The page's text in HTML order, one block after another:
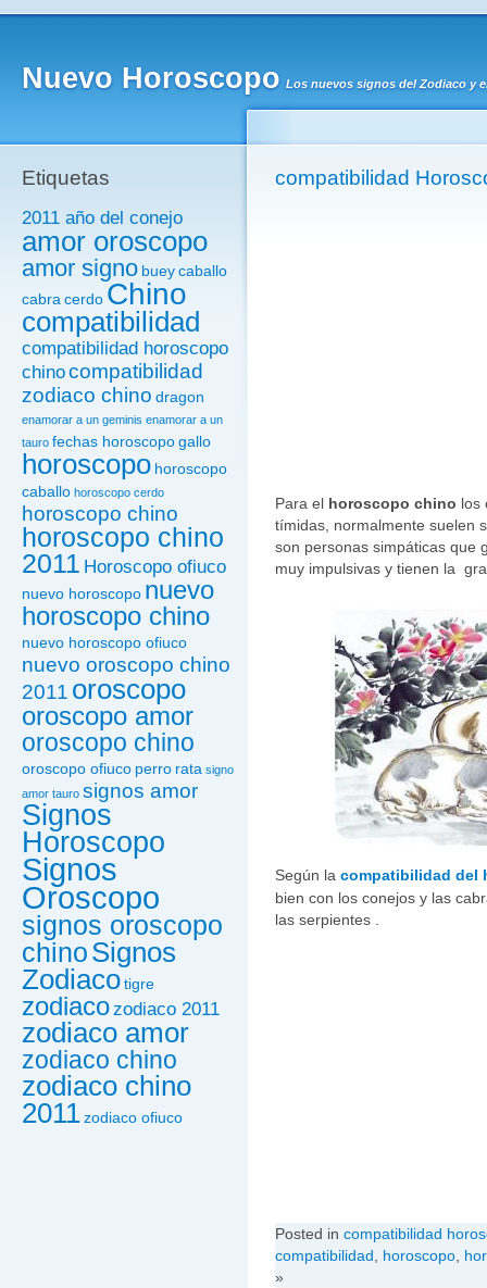
Nuevo Horoscopo Los nuevos signos del Zodiaco y
Etiquetas
2011 año del conejo
amor oroscopo
amor signo bueycaballo
cabra cerdoChino
compatibilidad
compatibilidad horoscopo
chinocompatibilidad
zodiaco chino dragon
enamorar a un geminis enamorar a un
tauro fechas horoscopogallo
horoscopo horoscopo
caballo horoscopo cerdo
horoscopo chino
horoscopo chino
2011 Horoscopo ofiuco
nuevo horoscopo nuevo
horoscopo chino
nuevo horoscopo ofiuco
nuevo oroscopo chino
2011 oroscopo
oroscopo amor
oroscopo chino
oroscopo ofiuco perro rata signo
amor tauro signos amor
Signos
Horoscopo
Signos
Oroscopo
signos oroscopo
chinoSignos
Zodiacotigre
zodiacozodiaco 2011
zodiaco amor
zodiaco chino
zodiaco chino
2011zodiaco ofiuco
compatibilidad
Para el horoscopo chino los
tímidas, normalmente suelen
son personas simpáticas que
muy impulsivas y tienen la
Según la compatibilidad del
bien con los conejos y las
las serpientes .
Posted in compatibilidad
compatibilidad, horoscopo,
»